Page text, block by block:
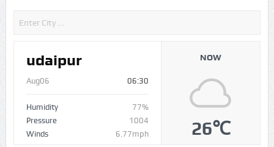
udaipur
Aug06 06:30
Humidity
77%
Pressure
1004
Winds
6.77mph
NOW
26℃